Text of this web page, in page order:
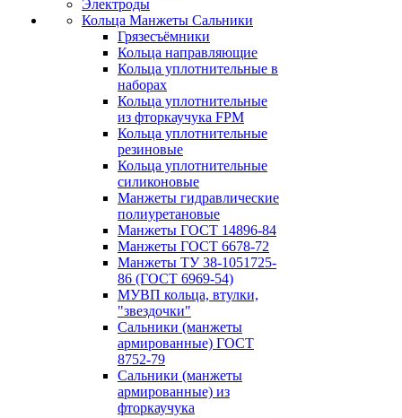
Электроды
Кольца Манжеты Сальники
Грязесъёмники
Кольца направляющие
Кольца уплотнительные в
наборах
Кольца уплотнительные
из фторкаучука FPM
Кольца уплотнительные
резиновые
Кольца уплотнительные
силиконовые
Манжеты гидравлические
полиуретановые
Манжеты ГОСТ 14896-84
Манжеты ГОСТ 6678-72
Манжеты ТУ 38-1051725-
86 (ГОСТ 6969-54)
МУВП кольца, втулки,
"звездочки"
Сальники (манжеты
армированные) ГОСТ
8752-79
Сальники (манжеты
армированные) из
фторкаучука